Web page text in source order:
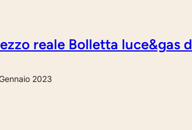
reale Bolletta luce&gas
2023